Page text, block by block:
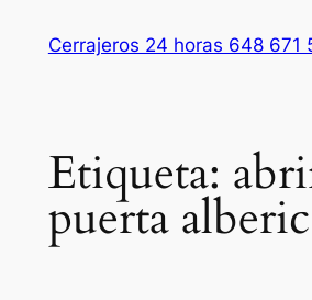
Cerrajeros 24 horas 648 671
Etiqueta:
puerta alberic